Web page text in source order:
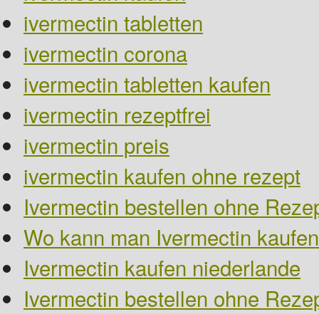
ivermectin tabletten
ivermectin corona
ivermectin tabletten kaufen
ivermectin rezeptfrei
ivermectin preis
ivermectin kaufen ohne rezept
Ivermectin bestellen ohne
Wo kann man Ivermectin kaufen
Ivermectin kaufen niederlande
Ivermectin bestellen ohne